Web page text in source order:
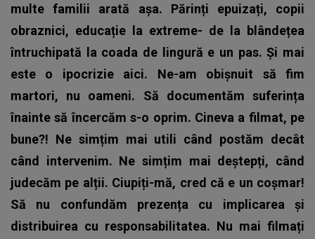
multe familii arată așa. Părinți epuizați, copii
obraznici, educație la extreme- de la blândețea
întruchipată la coada de lingură e un pas. Și mai
este o ipocrizie aici. Ne-am obișnuit să fim
martori, nu oameni. Să documentăm suferința
înainte să încercăm s-o oprim. Cineva a filmat, pe
bune?! Ne simțim mai utili când postăm decât
când intervenim. Ne simțim mai deștepți, când
judecăm pe alții. Ciupiți-mă, cred că e un coșmar!
Să nu confundăm prezența cu implicarea și
distribuirea cu responsabilitatea. Nu mai filmați